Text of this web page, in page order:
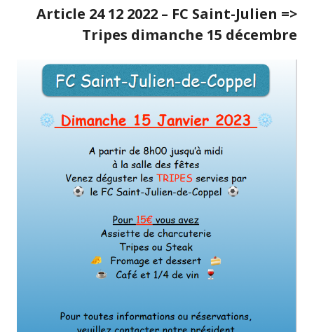
Article 24 12 2022 – FC Saint-Julien =>
Tripes dimanche 15 décembre